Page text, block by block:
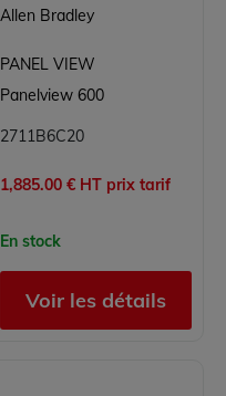
Allen Bradley
PANEL VIEW
Panelview 600
2711B6C20
1,885.00 € HT prix tarif
En stock
Voir les détails